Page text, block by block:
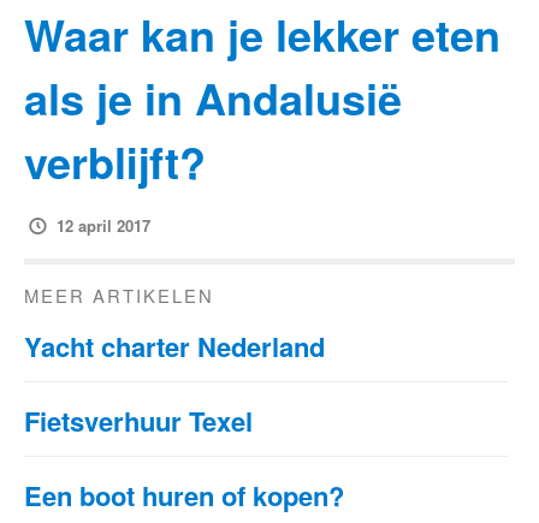
Waar kan je lekker eten
als je in Andalusië
verblijft?
12 april 2017
MEER ARTIKELEN
Yacht charter Nederland
Fietsverhuur Texel
Een boot huren of kopen?